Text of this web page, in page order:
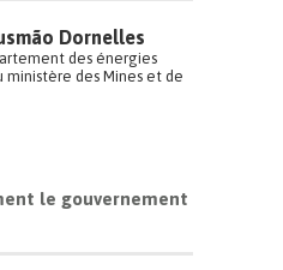
Dornelles
des énergies
ministère des Mines et de
le gouvernement